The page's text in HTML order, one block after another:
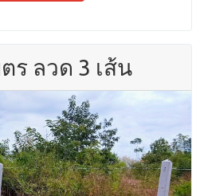
ร ลวด 3 เส้น